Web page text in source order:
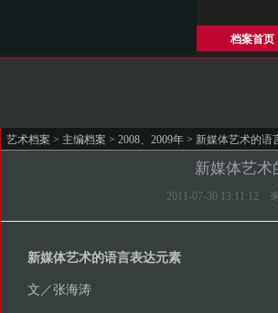
档案首页
艺术档案 > 主编档案 > 2008、2009年 > 新媒体艺术的语
新媒体艺术
2011-07-30 13:11:12
新媒体艺术的语言表达元素
文／张海涛